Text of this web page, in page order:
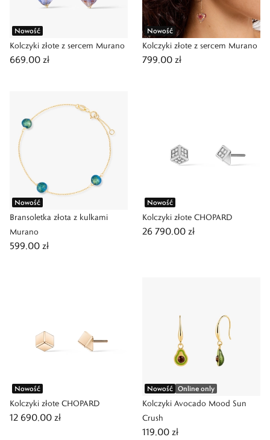
Nowość
Kolczyki złote z sercem Murano
669,00 zł
Nowość
Kolczyki złote z sercem Murano
799,00 zł
Nowość
Bransoletka złota z kulkami
Murano
599,00 zł
Nowość
Kolczyki złote CHOPARD
26 790,00 zł
Nowość
Kolczyki złote CHOPARD
12 690,00 zł
Nowość Online only
Kolczyki Avocado Mood Sun
Crush
119,00 zł